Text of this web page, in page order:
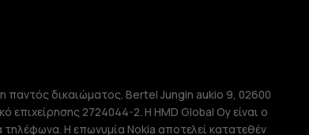
παντός δικαιώματος. Bertel Jungin aukio 9, 02600
επιχείρησης 2724044-2. Η HMD Global Oy είναι ο
Η επωνυμία Nokia αποτελεί κατατεθέν